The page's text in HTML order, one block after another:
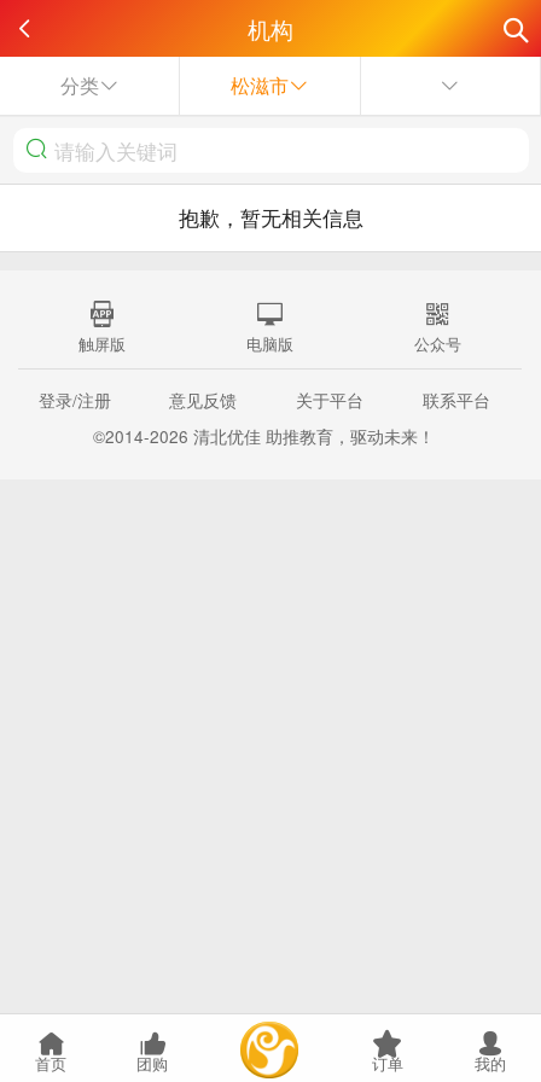
机构
分类 松滋市
抱歉，暂无相关信息
触屏版 电脑版 公众号
登录/注册 意见反馈 关于平台
联系平台
©2014-2026 清北优佳 助推教育，驱动未来！
首页 团购 订单 我的